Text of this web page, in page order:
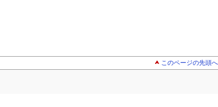
このページの先頭へ